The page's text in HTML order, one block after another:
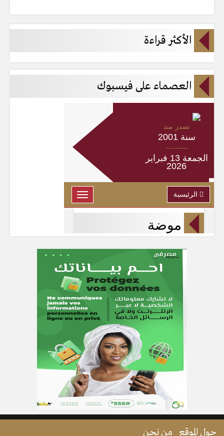
الأكثر قراءة
العصماء على فيسبوك
حول الموقع من نحن